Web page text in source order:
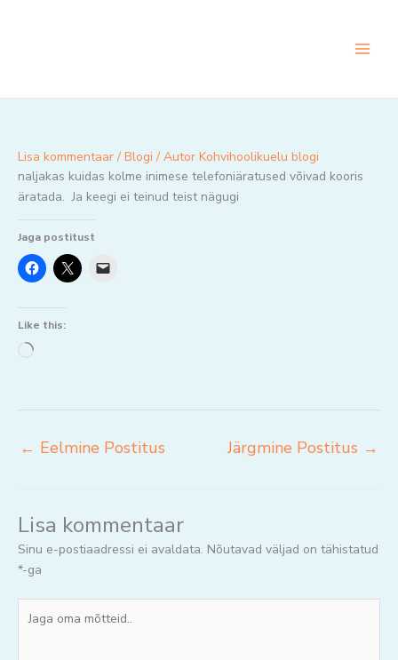
Lisa kommentaar / Blogi / Autor Kohvihoolikuelu blogi
naljakas kuidas kolme inimese telefoniäratused võivad kooris
äratada. Ja keegi ei teinud teist nägugi
Jaga postitust
Like this:
Loading…
← Eelmine Postitus Järgmine Postitus →
Lisa kommentaar
Sinu e-postiaadressi ei avaldata. Nõutavad väljad on tähistatud
*-ga
oma